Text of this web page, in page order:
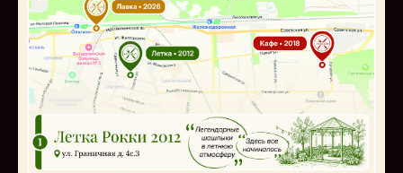
390 р.
Заказать
соус
370 р.
Заказать